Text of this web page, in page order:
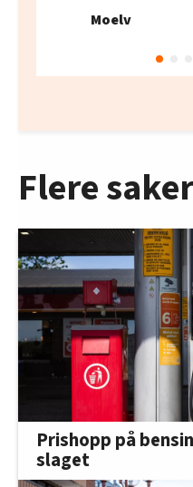
Moelv
Flere saker
Prishopp på
slaget